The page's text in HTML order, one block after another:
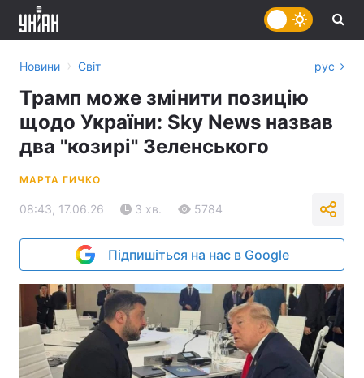
Новини › Світ рус
Трамп може змінити позицію
щодо України: Sky News назвав
два "козирі" Зеленського
МАРТА ГИЧКО
08:43, 17.06.26 3 хв. 5784
Підпишіться на нас в Google